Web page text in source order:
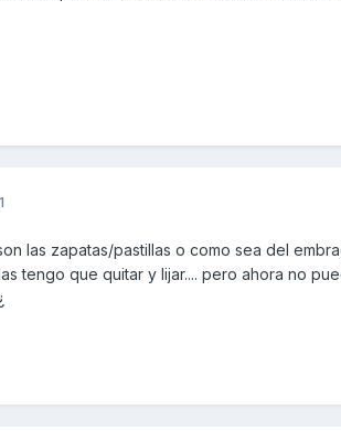
las zapatas/pastillas o como sea del
tengo que quitar y lijar.... pero ahora no